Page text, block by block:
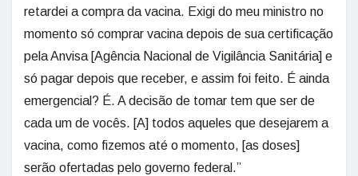
retardei a compra da vacina. Exigi do meu ministro no
momento só comprar vacina depois de sua certificação
pela Anvisa [Agência Nacional de Vigilância Sanitária] e
só pagar depois que receber, e assim foi feito. É ainda
emergencial? É. A decisão de tomar tem que ser de
cada um de vocês. [A] todos aqueles que desejarem a
vacina, como fizemos até o momento, [as doses]
serão ofertadas pelo governo federal.”